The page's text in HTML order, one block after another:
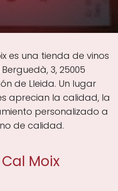
es una tienda de vinos
3, 25005
de Lleida. Un lugar
aprecian la calidad, la
personalizado a
de calidad.
Moix